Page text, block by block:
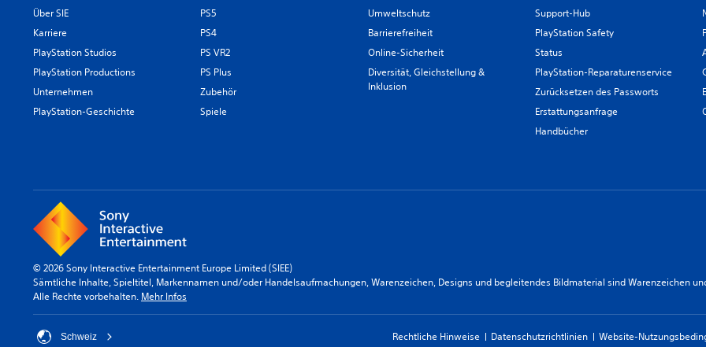
Über SIE
Karriere
PlayStation Studios
PlayStation Productions
Unternehmen
PlayStation-Geschichte
PS5
PS4
PS VR2
PS Plus
Zubehör
Spiele
Umweltschutz
Barrierefreiheit
Online-Sicherheit
Diversität, Gleichstellung &
Inklusion
Support-Hub
PlayStation Safety
Status
PlayStation-Reparaturenservice
Zurücksetzen des Passworts
Erstattungsanfrage
Handbücher
© 2026 Sony Interactive Entertainment Europe Limited (SIEE)
Sämtliche Inhalte, Spieltitel, Markennamen und/oder Handelsaufmachungen, Warenzeichen, Designs und begleitendes Bildmaterial sind Warenzeichen
Alle Rechte vorbehalten. Mehr Infos
Schweiz Rechtliche Hinweise Datenschutzrichtlinien Website-